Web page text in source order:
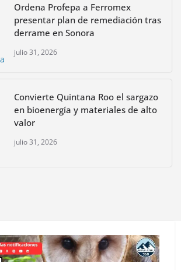
Ordena Profepa a Ferromex
presentar plan de remediación tras
derrame en Sonora
julio 31, 2026
Convierte Quintana Roo el sargazo
en bioenergía y materiales de alto
valor
julio 31, 2026